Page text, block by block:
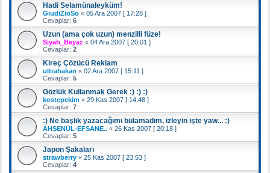
Hadi Selamünaleyküm!
GiudiZioSo « 05 Ara 2007 [ 17:28 ]
Cevaplar: 6
Uzun (ama çok uzun) menzilli füze!
Siyah_Beyaz « 04 Ara 2007 [ 20:01 ]
Cevaplar: 2
Kireç Çözücü Reklam
ultrahakan « 02 Ara 2007 [ 15:11 ]
Cevaplar: 5
Gözlük Kullanmak Gerek :) :) :)
kostepekim « 29 Kas 2007 [ 14:48 ]
Cevaplar: 7
:) Ne başlık yazacağımı bulamadım, izleyin işte yaw... :)
AHSENÜL-EFSANE.. « 26 Kas 2007 [ 20:18 ]
Cevaplar: 5
Japon Şakaları
strawberry « 25 Kas 2007 [ 23:53 ]
Cevaplar: 4